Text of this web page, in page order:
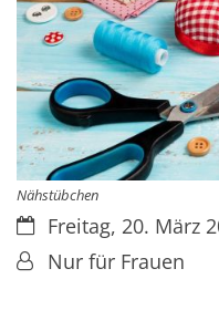
Nähstübchen
Datum:Freitag, 20. März
Von:Nur für Frauen